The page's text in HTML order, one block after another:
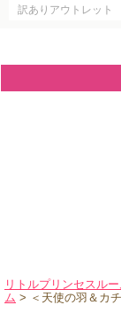
訳ありアウトレット
リトルプリンセスル
ム > ＜天使の羽＆カ